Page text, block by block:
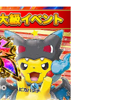
2,980円
22,400円
2,980円
22,000円
2,980円
22,000円
2,980円
23,000円
2,980円
23,000円
2,980円
20,000円
2,980円
30,000円